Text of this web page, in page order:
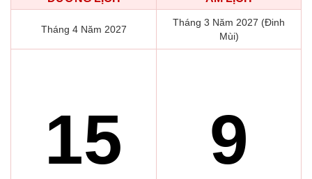
Tháng 4 Năm 2027
Tháng 3 Năm 2027 (Đinh
Mùi)
15 9